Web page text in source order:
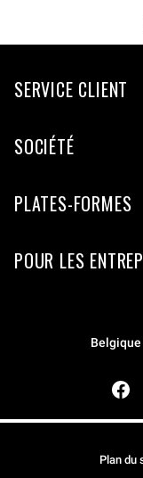
SERVICE CLIENT
SOCIÉTÉ
PLATES-FORMES
POUR LES
Plan du